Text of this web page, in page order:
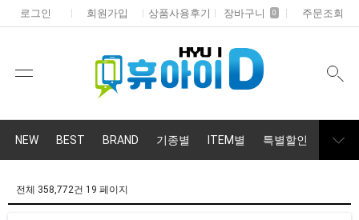
로그인 회원가입 상품사용후기 장바구니 0 주문조회
NEW BEST BRAND 기종별 ITEM별 특별할인 휴대폰
전체 358,772건 19 페이지